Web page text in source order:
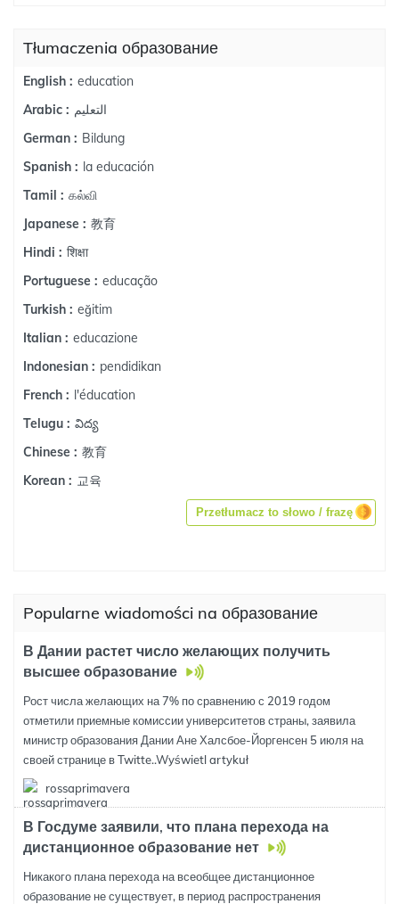
Tłumaczenia образование
English : education
Arabic : التعليم
German : Bildung
Spanish : la educación
Tamil : கல்வி
Japanese : 教育
Hindi : शिक्षा
Portuguese : educação
Turkish : eğitim
Italian : educazione
Indonesian : pendidikan
French : l'éducation
Telugu : విద్య
Chinese : 教育
Korean : 교육
Przetłumacz to słowo / frazę
Popularne wiadomości na образование
В Дании растет число желающих получить
высшее образование
Рост числа желающих на 7% по сравнению с 2019 годом
отметили приемные комиссии университетов страны, заявила
министр образования Дании Ане Халсбое-Йоргенсен 5 июля на
своей странице в Twitte..Wyświetl artykuł
rossaprimavera
В Госдуме заявили, что плана перехода на
дистанционное образование нет
Никакого плана перехода на всеобщее дистанционное
образование не существует, в период распространения